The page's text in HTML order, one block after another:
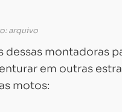
arquivo
dessas montadoras
em outras
motos: